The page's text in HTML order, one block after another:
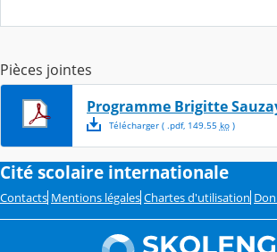
Pièces jointes
Programme Brigitte
Télécharger( .pdf, 149.55 ko)
Cité scolaire internationale
Contacts Mentions légales Chartes d'utilisation